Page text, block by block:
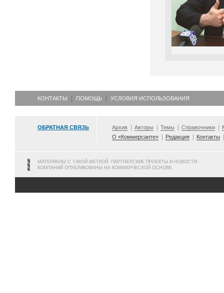
КОНТАКТЫ ПОМОЩЬ УСЛОВИЯ ИСПОЛЬЗОВАНИЯ
ОБРАТНАЯ СВЯЗЬ Архив Авторы Темы Справочники
О «Коммерсанте»
Редакция Контакты
МАТЕРИАЛЫ С ТАКОЙ МЕТКОЙ, ПАРТНЕРСКИЕ ПРОЕКТЫ И НОВОСТИ
КОМПАНИЙ ОПУБЛИКОВАНЫ НА КОММЕРЧЕСКОЙ ОСНОВЕ